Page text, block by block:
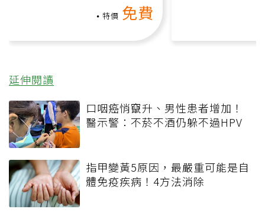
特價 免費
延伸閱讀
口咽癌悄竄升、男性患者增加！
醫示警：不菸不酒仍躲不過HPV
指甲變黃5原因，最嚴重可能是自
體免疫疾病！4方法消除